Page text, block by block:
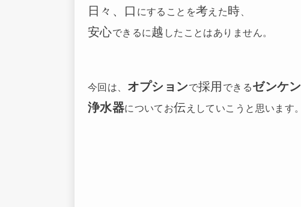
日々、口 にすることを考えた時
安心できるに越 したことはありません。
今回は、 オプションで採用 できるゼンケン
浄水器についてお伝 えしていこうと思います。